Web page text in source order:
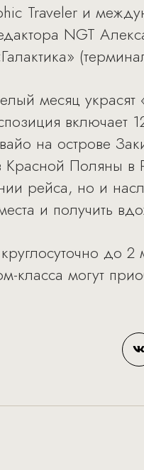
Traveler и
NGT
месяц украсят
включает
на острове
Поляны в
рейса, но и
и получить
до
класса могут